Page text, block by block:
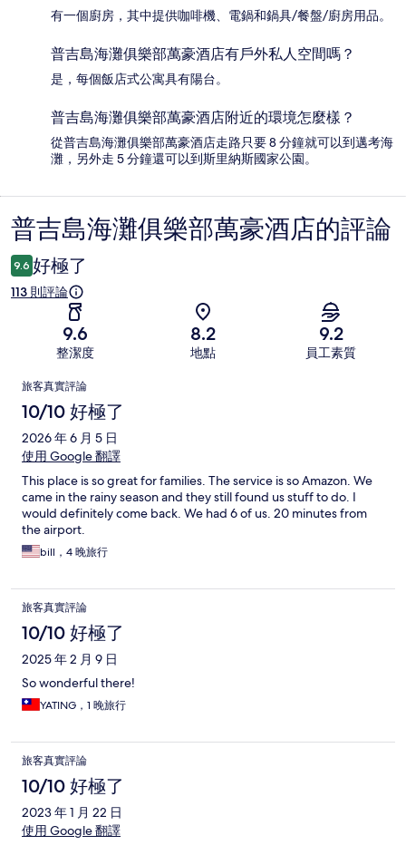
有一個廚房，其中提供咖啡機、電鍋和鍋具/餐盤/廚房用品。
普吉島海灘俱樂部萬豪酒店有戶外私人空間嗎？
是，每個飯店式公寓具有陽台。
普吉島海灘俱樂部萬豪酒店附近的環境怎麼樣？
從普吉島海灘俱樂部萬豪酒店走路只要 8 分鐘就可以到邁考海
灘，另外走 5 分鐘還可以到斯里納斯國家公園。
評
論
普吉島海灘俱樂部萬豪酒店的評論
9.6 好極了
113 則評論
9.6
整潔度
8.2
地點
9.2
員工素質
評
論
旅客真實評論
10/10 好極了
2026 年 6 月 5 日
使用 Google 翻譯
This place is so great for families. The service is so Amazon. We
came in the rainy season and they still found us stuff to do. I
would definitely come back. We had 6 of us. 20 minutes from
the airport.
bill，4 晚旅行
旅客真實評論
10/10 好極了
2025 年 2 月 9 日
So wonderful there!
YATING，1 晚旅行
旅客真實評論
10/10 好極了
2023 年 1 月 22 日
使用 Google 翻譯